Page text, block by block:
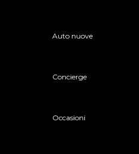
Auto nuove
Concierge
Occasioni